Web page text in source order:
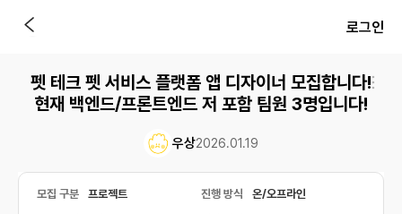
로그인
펫 테크 펫 서비스 플랫폼 앱 디자이너 모집합니다!
현재 백엔드/프론트엔드 저 포함 팀원 3명입니다!
우상2026.01.19
모집 구분 프로젝트 진행 방식 온/오프라인